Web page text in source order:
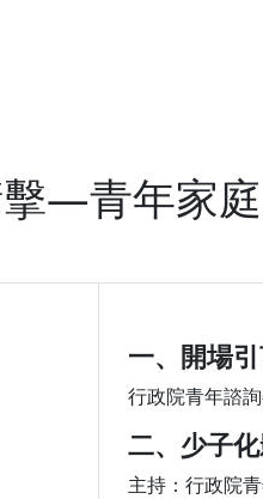
—青年家
一、開場
行政院青年諮
二、少子
主持：行政院